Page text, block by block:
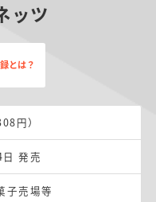
ッツ
とは？
円）
発売
子売場等